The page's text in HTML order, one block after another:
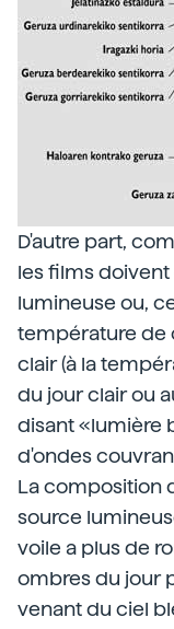
D'autre part,
les films doivent
lumineuse ou,
température de
clair (à la
du jour clair ou
disant «lumière
d'ondes
La composition
source
voile a plus de
ombres du jour
venant du ciel